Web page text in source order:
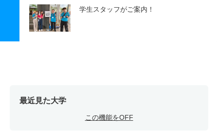
学生スタッフがご案内！
最近見た大学
この機能をOFF